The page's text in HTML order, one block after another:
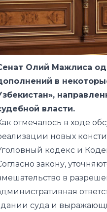
Олий Мажлиса
в
власти.
отмечалось в ходе
новых
кодекс и
закону,
в
суда и
Сенате напомнили, что
палату